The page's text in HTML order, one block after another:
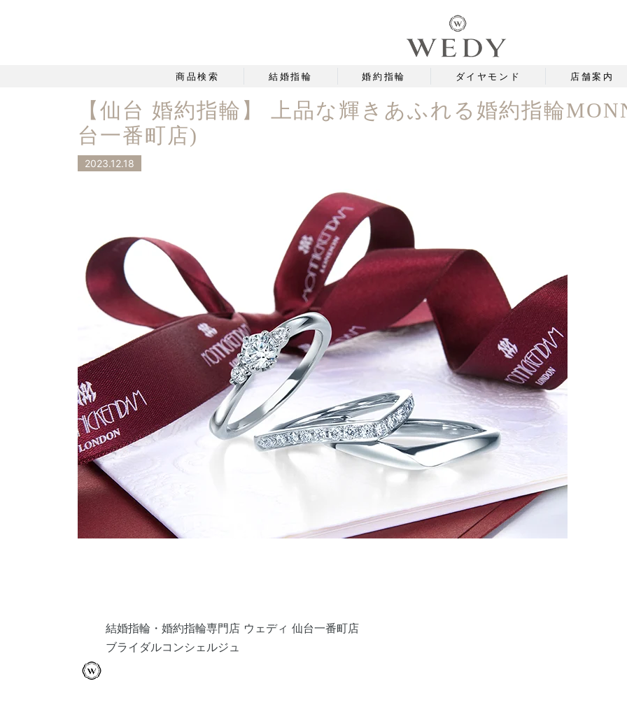
商品検索 結婚指輪 婚約指輪 ダイヤモンド 店舗案内
【仙台 婚約指輪】 上品な輝きあふれる婚約指輪
台一番町店)
2023.12.18
結婚指輪・婚約指輪専門店 ウェディ 仙台一番町店
ブライダルコンシェルジュ